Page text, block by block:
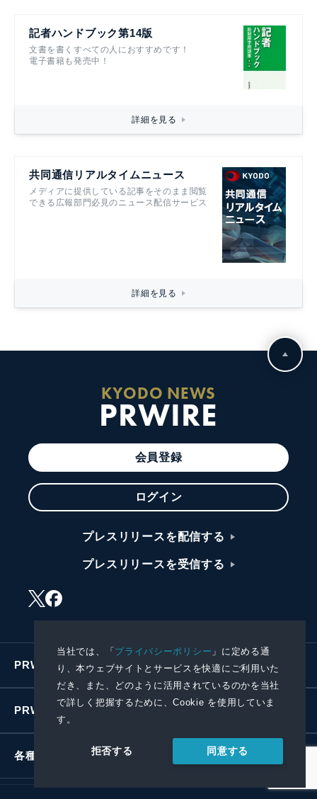
当社では、「プライバシーポリシー 」に定める通
り、本ウェブサイトとサービスを快適にご利用いた
だき、また、どのように活用されているのかを当社
で詳しく把握するために、Cookie を使用していま
す。
拒否する 同意する
記者ハンドブック第14版
文書を書くすべての人におすすめです！
電子書籍も発売中！
詳細を見る
共同通信リアルタイムニュース
メディアに提供している記事をそのまま閲覧
できる広報部門必見のニュース配信サービス
詳細を見る
KYODO NEWS
PRWIRE
会員登録
ログイン
プレスリリースを配信する
プレスリリースを受信する
PRWIREサービス
PRWIREについて
各種お問い合わせ